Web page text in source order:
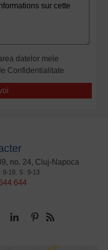
datelor mele
Confidentialitate
no. 24, Cluj-Napoca
9-19, S: 9-13
644